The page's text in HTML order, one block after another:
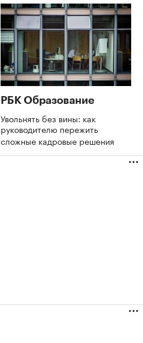
РБК Образование
Увольнять без вины: как
руководителю пережить
сложные кадровые решения